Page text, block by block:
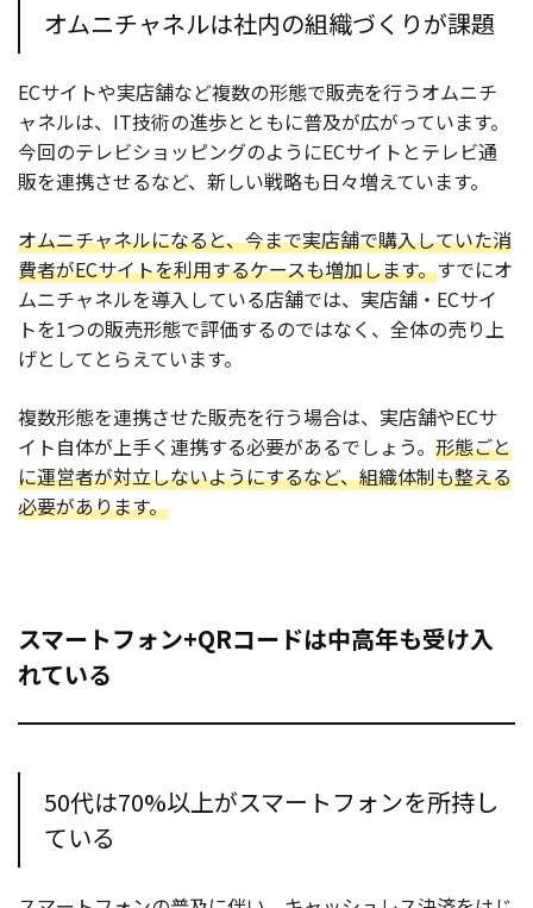
オムニチャネルは社内の組織づくりが課題
ECサイトや実店舗など複数の形態で販売を行うオムニチ
ャネルは、IT技術の進歩とともに普及が広がっています。
今回のテレビショッピングのようにECサイトとテレビ通
販を連携させるなど、新しい戦略も日々増えています。
オムニチャネルになると、今まで実店舗で購入していた消
費者がECサイトを利用するケースも増加します。すでにオ
ムニチャネルを導入している店舗では、実店舗・ECサイ
トを1つの販売形態で評価するのではなく、全体の売り上
げとしてとらえています。
複数形態を連携させた販売を行う場合は、実店舗やECサ
イト自体が上手く連携する必要があるでしょう。 形態ごと
に運営者が対立しないようにするなど、組織体制も整える
必要があります。
スマートフォン+QRコードは中高年も受け入
れている
50代は70%以上がスマートフォンを所持し
ている